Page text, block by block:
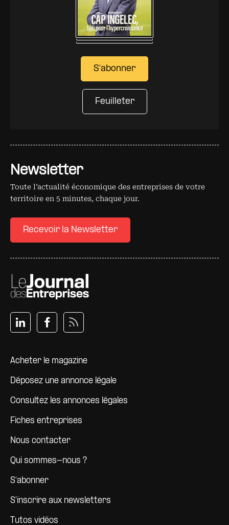
Newsletter
Toute l’actualité économique des entreprises de votre
territoire en 5 minutes, chaque jour.
Recevoir la Newsletter
Pied de page
Acheter le magazine
Déposez une annonce légale
Consultez les annonces légales
Fiches entreprises
Nous contacter
Qui sommes-nous ?
S'abonner
S'inscrire aux newsletters
Tutos vidéos
S'abonner
Feuilleter